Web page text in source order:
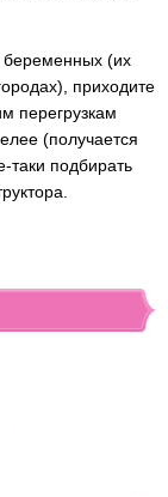
беременных (их
приходите
перегрузкам
(получается
таки подбирать